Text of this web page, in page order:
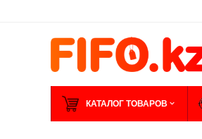
КАТАЛОГ ТОВАРОВ